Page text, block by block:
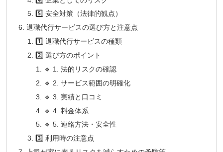
5️⃣ 安全対策（法律的観点）
退職代行サービスの選び方と注意点
1️⃣ 退職代行サービスの種類
2️⃣ 選び方のポイント
🔹 1. 法的リスクの確認
🔹 2. サービス範囲の明確化
🔹 3. 実績と口コミ
🔹 4. 料金体系
🔹 5. 連絡方法・安全性
3️⃣ 利用時の注意点